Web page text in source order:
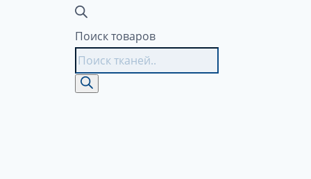
Поиск товаров